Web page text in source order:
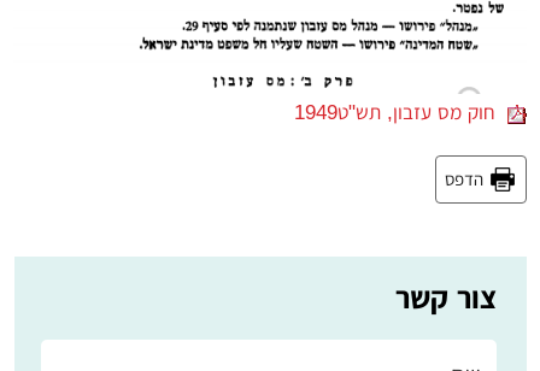
צור קשר
חוק מס עזבון, תש"ט­1949
הדפס